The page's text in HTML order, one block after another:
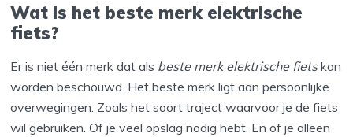
Wat is het beste merk elektrische
fiets?
Er is niet één merk dat als beste merk elektrische fietskan
worden beschouwd. Het beste merk ligt aan persoonlijke
overwegingen. Zoals het soort traject waarvoor je de fiets
wil gebruiken. Of je veel opslag nodig hebt. En of je alleen